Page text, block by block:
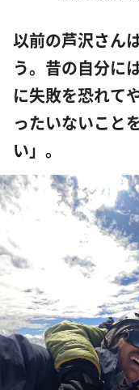
以前の芦沢さん
う。昔の自分に
に失敗を恐れて
ったいないこと
い」。